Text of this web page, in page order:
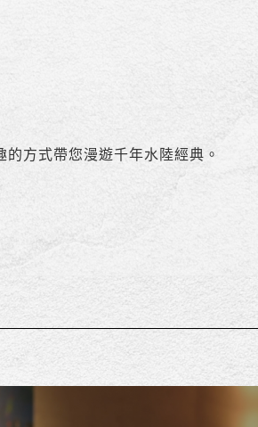
方式帶您漫遊千年水陸經典。